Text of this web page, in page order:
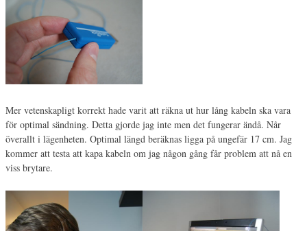
Mer vetenskapligt korrekt hade varit att räkna ut hur lång kabeln ska vara
för optimal sändning. Detta gjorde jag inte men det fungerar ändå. Når
överallt i lägenheten. Optimal längd beräknas ligga på ungefär 17 cm. Jag
kommer att testa att kapa kabeln om jag någon gång får problem att nå en
viss brytare.